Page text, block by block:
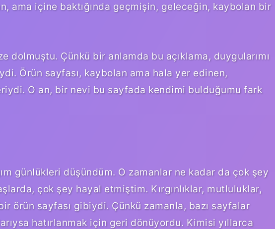
ama içine baktığında geçmişin, geleceğin, kaybolan bir
dolmuştu. Çünkü bir anlamda bu açıklama, duygularımı
Örün sayfası, kaybolan ama hala yer edinen,
O an, bir nevi bu sayfada kendimi bulduğumu fark
günlükleri düşündüm. O zamanlar ne kadar da çok şey
çok şey hayal etmiştim. Kırgınlıklar, mutluluklar,
örün sayfası gibiydi. Çünkü zamanla, bazı sayfalar
hatırlanmak için geri dönüyordu. Kimisi yıllarca